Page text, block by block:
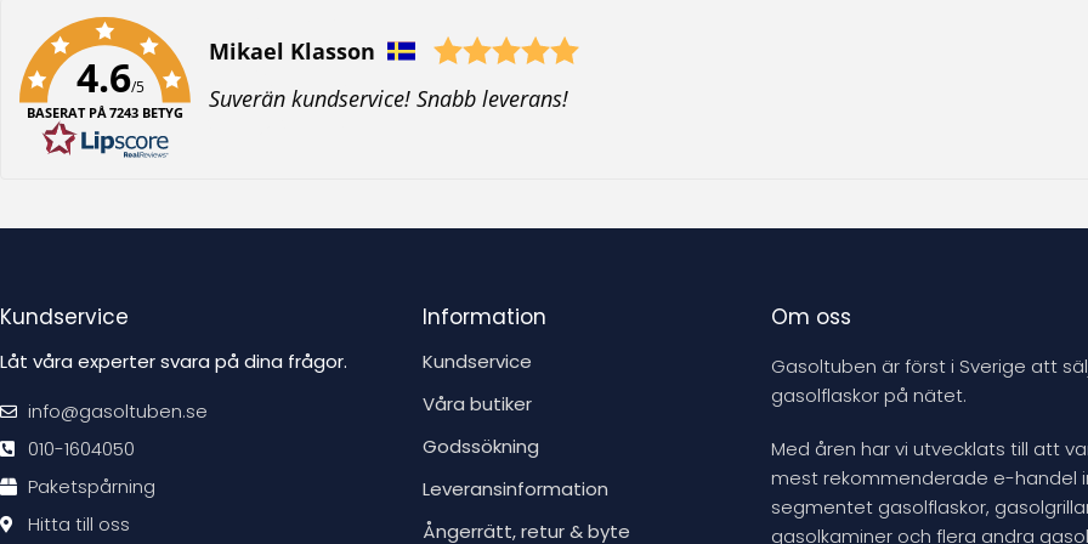
4.6/5
BASERAT PÅ 7243 BETYG
Författare:
Mikael Klasson
T
Suverän kundservice! Snabb leverans!
Kundservice
Låt våra experter svara på dina frågor.
info@gasoltuben.se
010-1604050
Paketspårning
Hitta till oss
Information
Kundservice
Våra butiker
Godssökning
Leveransinformation
Ångerrätt, retur & byte
Om oss
Gasoltuben är först i Sverige att
gasolflaskor på nätet.
Med åren har vi utvecklats till att
mest rekommenderade e-handel
segmentet gasolflaskor,
gasolkaminer och flera andra